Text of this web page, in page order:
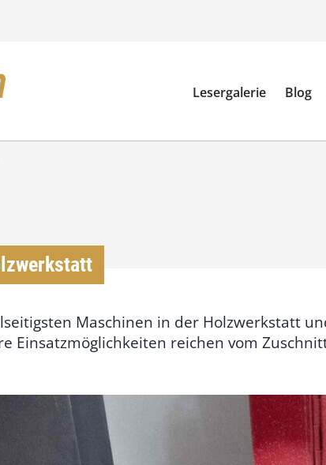
Lesergalerie Blog
Maschinen in der Holzwerkstatt
Einsatzmöglichkeiten reichen vom